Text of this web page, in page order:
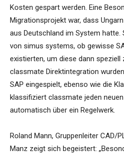
Kosten gespart werden. Eine
Migrationsprojekt war, dass
aus Deutschland im System hatte.
von simus systems, ob gewisse
existierten, um diese dann speziell
classmate Direktintegration
SAP eingespielt, ebenso wie die
klassifiziert classmate jeden
automatisch über ein Regelwerk.
Roland Mann, Gruppenleiter CAD/
Manz zeigt sich begeistert: